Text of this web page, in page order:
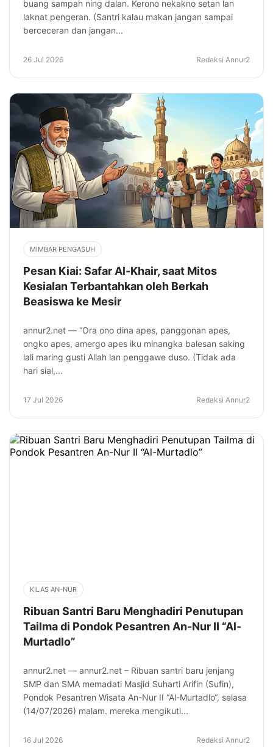
buang sampah ning dalan. Kerono nekakno setan lan
laknat pengeran. (Santri kalau makan jangan sampai
berceceran dan jangan...
26 Jul 2026 Redaksi Annur2
MIMBAR PENGASUH
Pesan Kiai: Safar Al-Khair, saat Mitos
Kesialan Terbantahkan oleh Berkah
Beasiswa ke Mesir
annur2.net — “Ora ono dina apes, panggonan apes,
ongko apes, amergo apes iku minangka balesan saking
lali maring gusti Allah lan penggawe duso. (Tidak ada
hari sial,...
17 Jul 2026 Redaksi Annur2
KILAS AN-NUR
Ribuan Santri Baru Menghadiri Penutupan
Tailma di Pondok Pesantren An-Nur II “Al-
Murtadlo”
annur2.net — annur2.net – Ribuan santri baru jenjang
SMP dan SMA memadati Masjid Suharti Arifin (Sufin),
Pondok Pesantren Wisata An-Nur II “Al-Murtadlo“, selasa
(14/07/2026) malam. mereka mengikuti...
16 Jul 2026 Redaksi Annur2